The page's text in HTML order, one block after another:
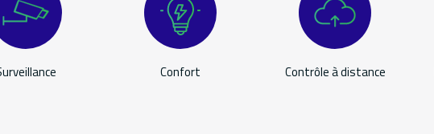
Confort Contrôle à distance